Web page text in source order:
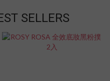
SELLERS